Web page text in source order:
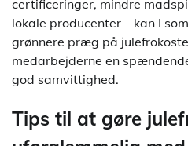
certificeringer, mindre
lokale producenter – kan I
grønnere præg på
medarbejderne en
god samvittighed.
Tips til at gøre